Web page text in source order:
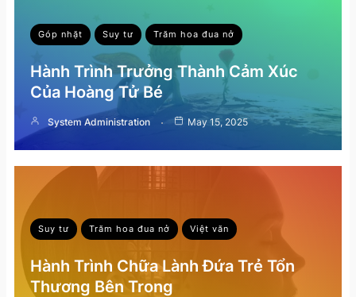
Góp nhặt Suy tư Trăm hoa đua nở
Hành Trình Trưởng Thành Cảm Xúc
Của Hoàng Tử Bé
System Administration May 15, 2025
Suy tư Trăm hoa đua nở Việt văn
Hành Trình Chữa Lành Đứa Trẻ Tổn
Thương Bên Trong